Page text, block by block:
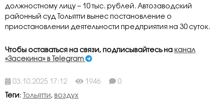
должностному лицу – 10 тыс. рублей. Автозаводский
районный суд Тольятти вынес постановление о
приостановлении деятельности предприятия на 30 суток.
Чтобы оставаться на связи, подписывайтесь на канал
«Засекина» в Telegram
03.10.2025 17:12 1946 0
Теги: Тольятти, воздух